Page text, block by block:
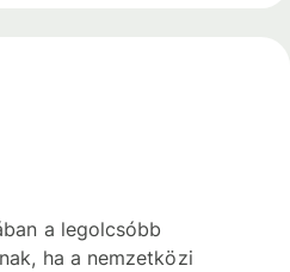
a legolcsóbb
ha a nemzetközi